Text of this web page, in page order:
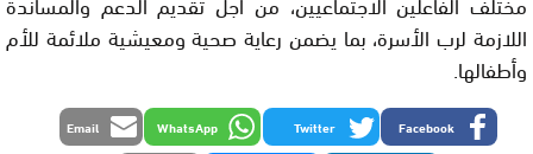
اللازمة لرب الأسرة، بما يضمن رعاية صحية ومعيشية ملائمة للأم
وأطفالها.
Facebook
Twitter
WhatsApp
Email